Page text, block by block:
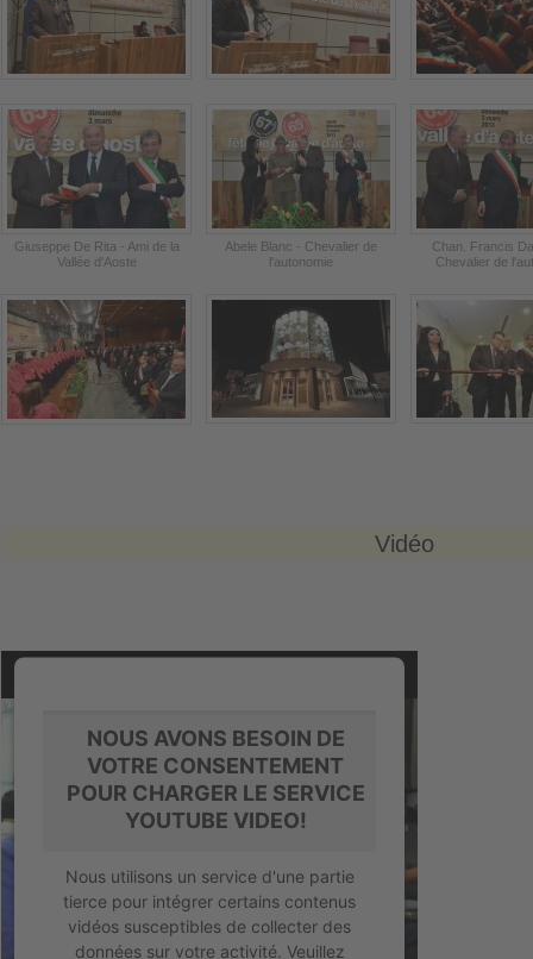
Giuseppe De Rita - Ami de la
Vallée d'Aoste
Abele Blanc - Chevalier de
l'autonomie
Chan. Francis
Chevalier de
Vidéo
NOUS AVONS BESOIN DE
VOTRE CONSENTEMENT
POUR CHARGER LE SERVICE
YOUTUBE VIDEO!
Nous utilisons un service d'une partie
tierce pour intégrer certains contenus
vidéos susceptibles de collecter des
données sur votre activité. Veuillez